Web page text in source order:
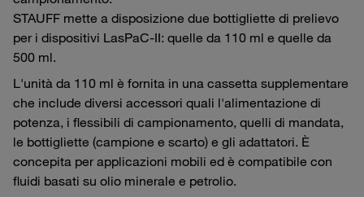
STAUFF mette a disposizione due bottigliette di prelievo
per i dispositivi LasPaC-II: quelle da 110 ml e quelle da
500 ml.
L'unità da 110 ml è fornita in una cassetta supplementare
che include diversi accessori quali l'alimentazione di
potenza, i flessibili di campionamento, quelli di mandata,
le bottigliette (campione e scarto) e gli adattatori. È
concepita per applicazioni mobili ed è compatibile con
fluidi basati su olio minerale e petrolio.